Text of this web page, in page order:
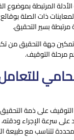
المرتبطة بموضوع
ذات الصلة
مرتبطة بسير التحقيق.
جهة التحقيق من
مرحلة التوقيف.
محامي
على ذمة
على سرعة الإجراء
محددة تتناسب مع طبيعة